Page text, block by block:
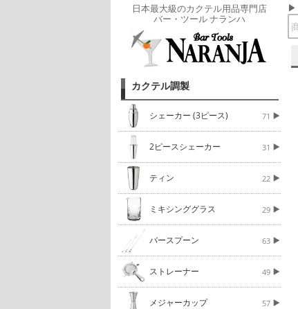
日本最大級のカクテル用品専門店
バー・ツール ナランハ
カクテル調製
シェーカー (3ピース) 71
2ピースシェーカー 31
ティン 22
ミキシンググラス 29
バースプーン 63
ストレーナー 49
メジャーカップ 57